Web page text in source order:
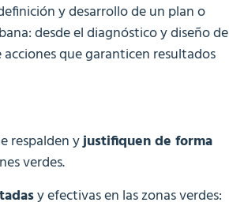
y desarrollo de un plan o
desde el diagnóstico y diseño de
que garanticen resultados
respalden yjustifiquen de forma
verdes.
y efectivas en las zonas verdes: